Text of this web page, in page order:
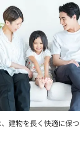
建物を長く快適に保